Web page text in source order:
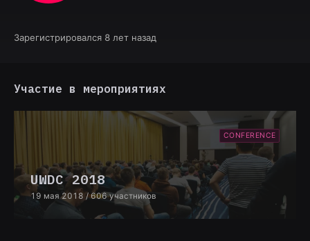
6
Зарегистрировался 8 лет назад
Участие в мероприятиях
CONFERENCE
UWDC 2018
19 мая 2018 / 606 участников